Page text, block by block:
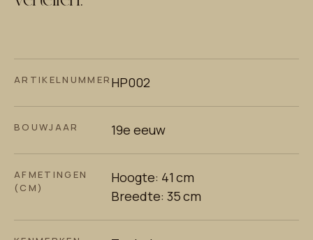
ARTIKELNUMMER HP002
BOUWJAAR 19e eeuw
AFMETINGEN
(CM)
Hoogte: 41 cm
Breedte: 35 cm